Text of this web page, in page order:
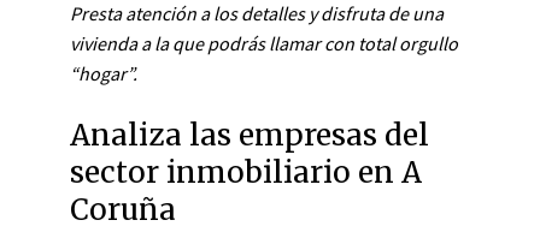
Presta atención a los detalles y disfruta de una
vivienda a la que podrás llamar con total orgullo
“hogar”.
Analiza las empresas del
sector inmobiliario en A
Coruña